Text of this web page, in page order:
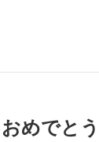
めでと